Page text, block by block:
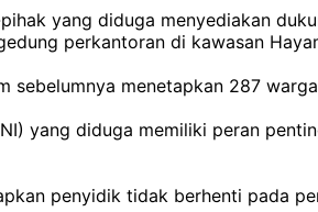
yang diduga menyediakan
perkantoran di kawasan
menetapkan 287
yang diduga memiliki peran
penyidik tidak berhenti pada